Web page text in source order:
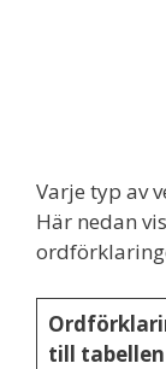
Varje typ av
Här nedan
till tabellen